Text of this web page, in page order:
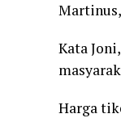
Kata
Harga